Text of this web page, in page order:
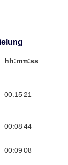
hh:mm:ss
00:15:21
00:08:44
00:09:08